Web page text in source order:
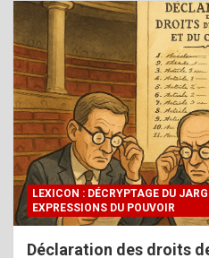
LEXICON : DÉCRYPTAGE DU
EXPRESSIONS DU POUVOIR
Déclaration des droits